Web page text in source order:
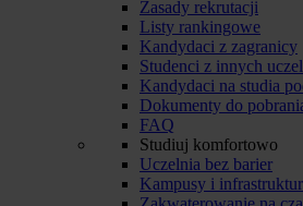
Zasady rekrutacji
Listy rankingowe
Kandydaci z zagranicy
Studenci z innych
Kandydaci na studia
Dokumenty do
FAQ
Studiuj komfortowo
Uczelnia bez barier
Kampusy i